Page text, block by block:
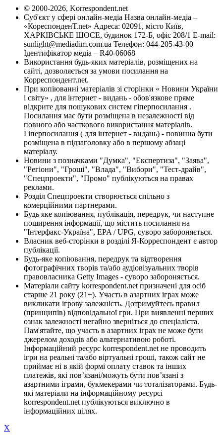
© 2000-2026, Korrespondent.net
Суб'єкт у сфері онлайн-медіа Назва онлайн-медіа –
«КореспонденТ.net» Адреса: 02091, місто Київ,
ХАРКІВСЬКЕ ШОСЕ, будинок 172-Б, офіс 208/1 E-mail:
sunlight@mediadim.com.ua Телефон: 044-205-43-00
Ідентифікатор медіа – R40-06068
Використання будь-яких матеріалів, розміщених на
сайті, дозволяється за умови посилання на
Корреспондент.net.
При копіюванні матеріалів зі сторінки « Новини України
і світу» , для інтернет - видань - обов'язкове пряме
відкрите для пошукових систем гіперпосилання .
Посилання має бути розміщена в незалежності від
повного або часткового використання матеріалів.
Гіперпосилання ( для інтернет - видань) - повинна бути
розміщена в підзаголовку або в першому абзаці
матеріалу.
Новини з позначками "Думка", "Експертиза", "Заява",
"Регіони", "Гроші", "Влада", "Вибори", "Тест-драйв",
"Спецпроекти", "Промо" публікуються на правах
реклами.
Розділ Спецпроекти створюється спільно з
комерційними партнерами.
Будь яке копіювання, публікація, передрук, чи наступне
поширення інформації, що містить посилання на
"Інтерфакс-Україна", EPA / UPG, суворо забороняється.
Власник веб-сторінки в розділі Я-Корреспондент є автор
публікації.
Будь-яке копіювання, передрук та відтворення
фотографічних творів та/або аудіовізуальних творів
правовласника Getty Images - суворо забороняється.
Матеріали сайту korrespondent.net призначені для осіб
старше 21 року (21+). Участь в азартних іграх може
викликати ігрову залежність. Дотримуйтесь правил
(принципів) відповідальної гри. При виявленні перших
ознак залежності негайно зверніться до спеціаліста.
Пам'ятайте, що участь в азартних іграх не може бути
джерелом доходів або альтернативою роботі.
Інформаційний ресурс korrespondent.net не проводить
ігри на реальні та/або віртуальні гроші, також сайт не
приймає ні в якій формі оплату ставок та інших
платежів, які пов’язані/можуть бути пов’язані з
азартними іграми, букмекерами чи тоталізаторами. Будь-
які матеріали на інформаційному ресурсі
korrespondent.net публікуються виключно в
інформаційних цілях.
X